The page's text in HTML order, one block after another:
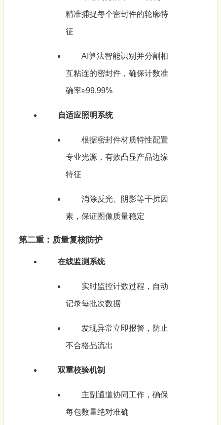
精准捕捉每个密封件的轮廓特
征
AI算法智能识别并分割相
互粘连的密封件，确保计数准
确率≥99.99%
自适应照明系统
根据密封件材质特性配置
专业光源，有效凸显产品边缘
特征
消除反光、阴影等干扰因
素，保证图像质量稳定
第二重：质量复核防护
在线监测系统
实时监控计数过程，自动
记录每批次数据
发现异常立即报警，防止
不合格品流出
双重校验机制
主副通道协同工作，确保
每包数量绝对准确